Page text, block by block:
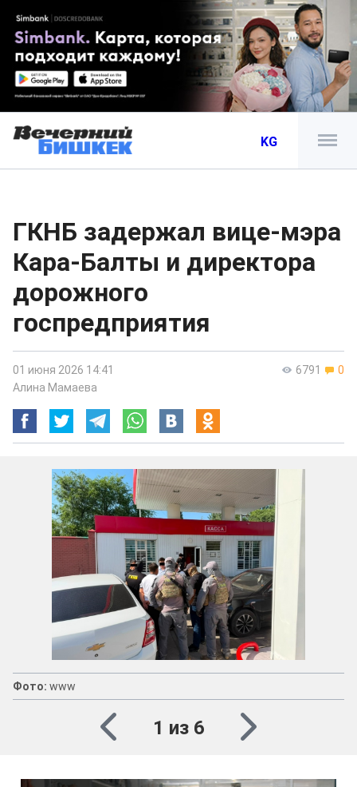
KG
ГКНБ задержал вице-мэра
Кара-Балты и директора
дорожного
госпредприятия
6791 0
01 июня 2026 14:41
Алина Мамаева
Фото: www
1 из 6